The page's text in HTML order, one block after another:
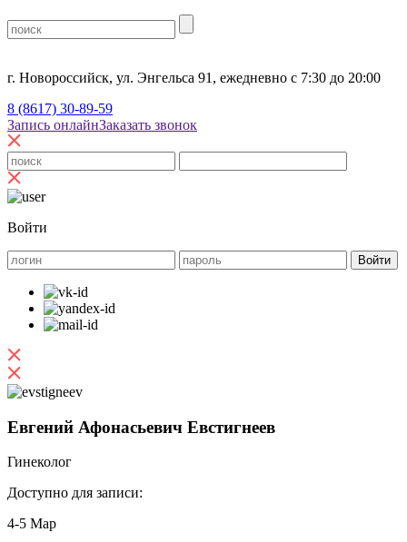
г. Новороссийск, ул. Энгельса 91, ежедневно с 7:30 до 20:00
8 (8617) 30-89-59
Запись онлайнЗаказать звонок
Войти
Евгений Афонасьевич Евстигнеев
Гинеколог
Доступно для записи:
4-5 Мар